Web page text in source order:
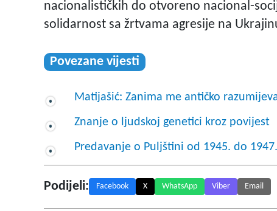
nacionalističkih do otvoreno nacional-
solidarnost sa žrtvama agresije na
Povezane vijesti
Matijašić: Zanima me antičko
Znanje o ljudskoj genetici kroz povijest
Predavanje o Puljštini od 1945. do 1947.
Podijeli: Facebook X WhatsApp Viber Email